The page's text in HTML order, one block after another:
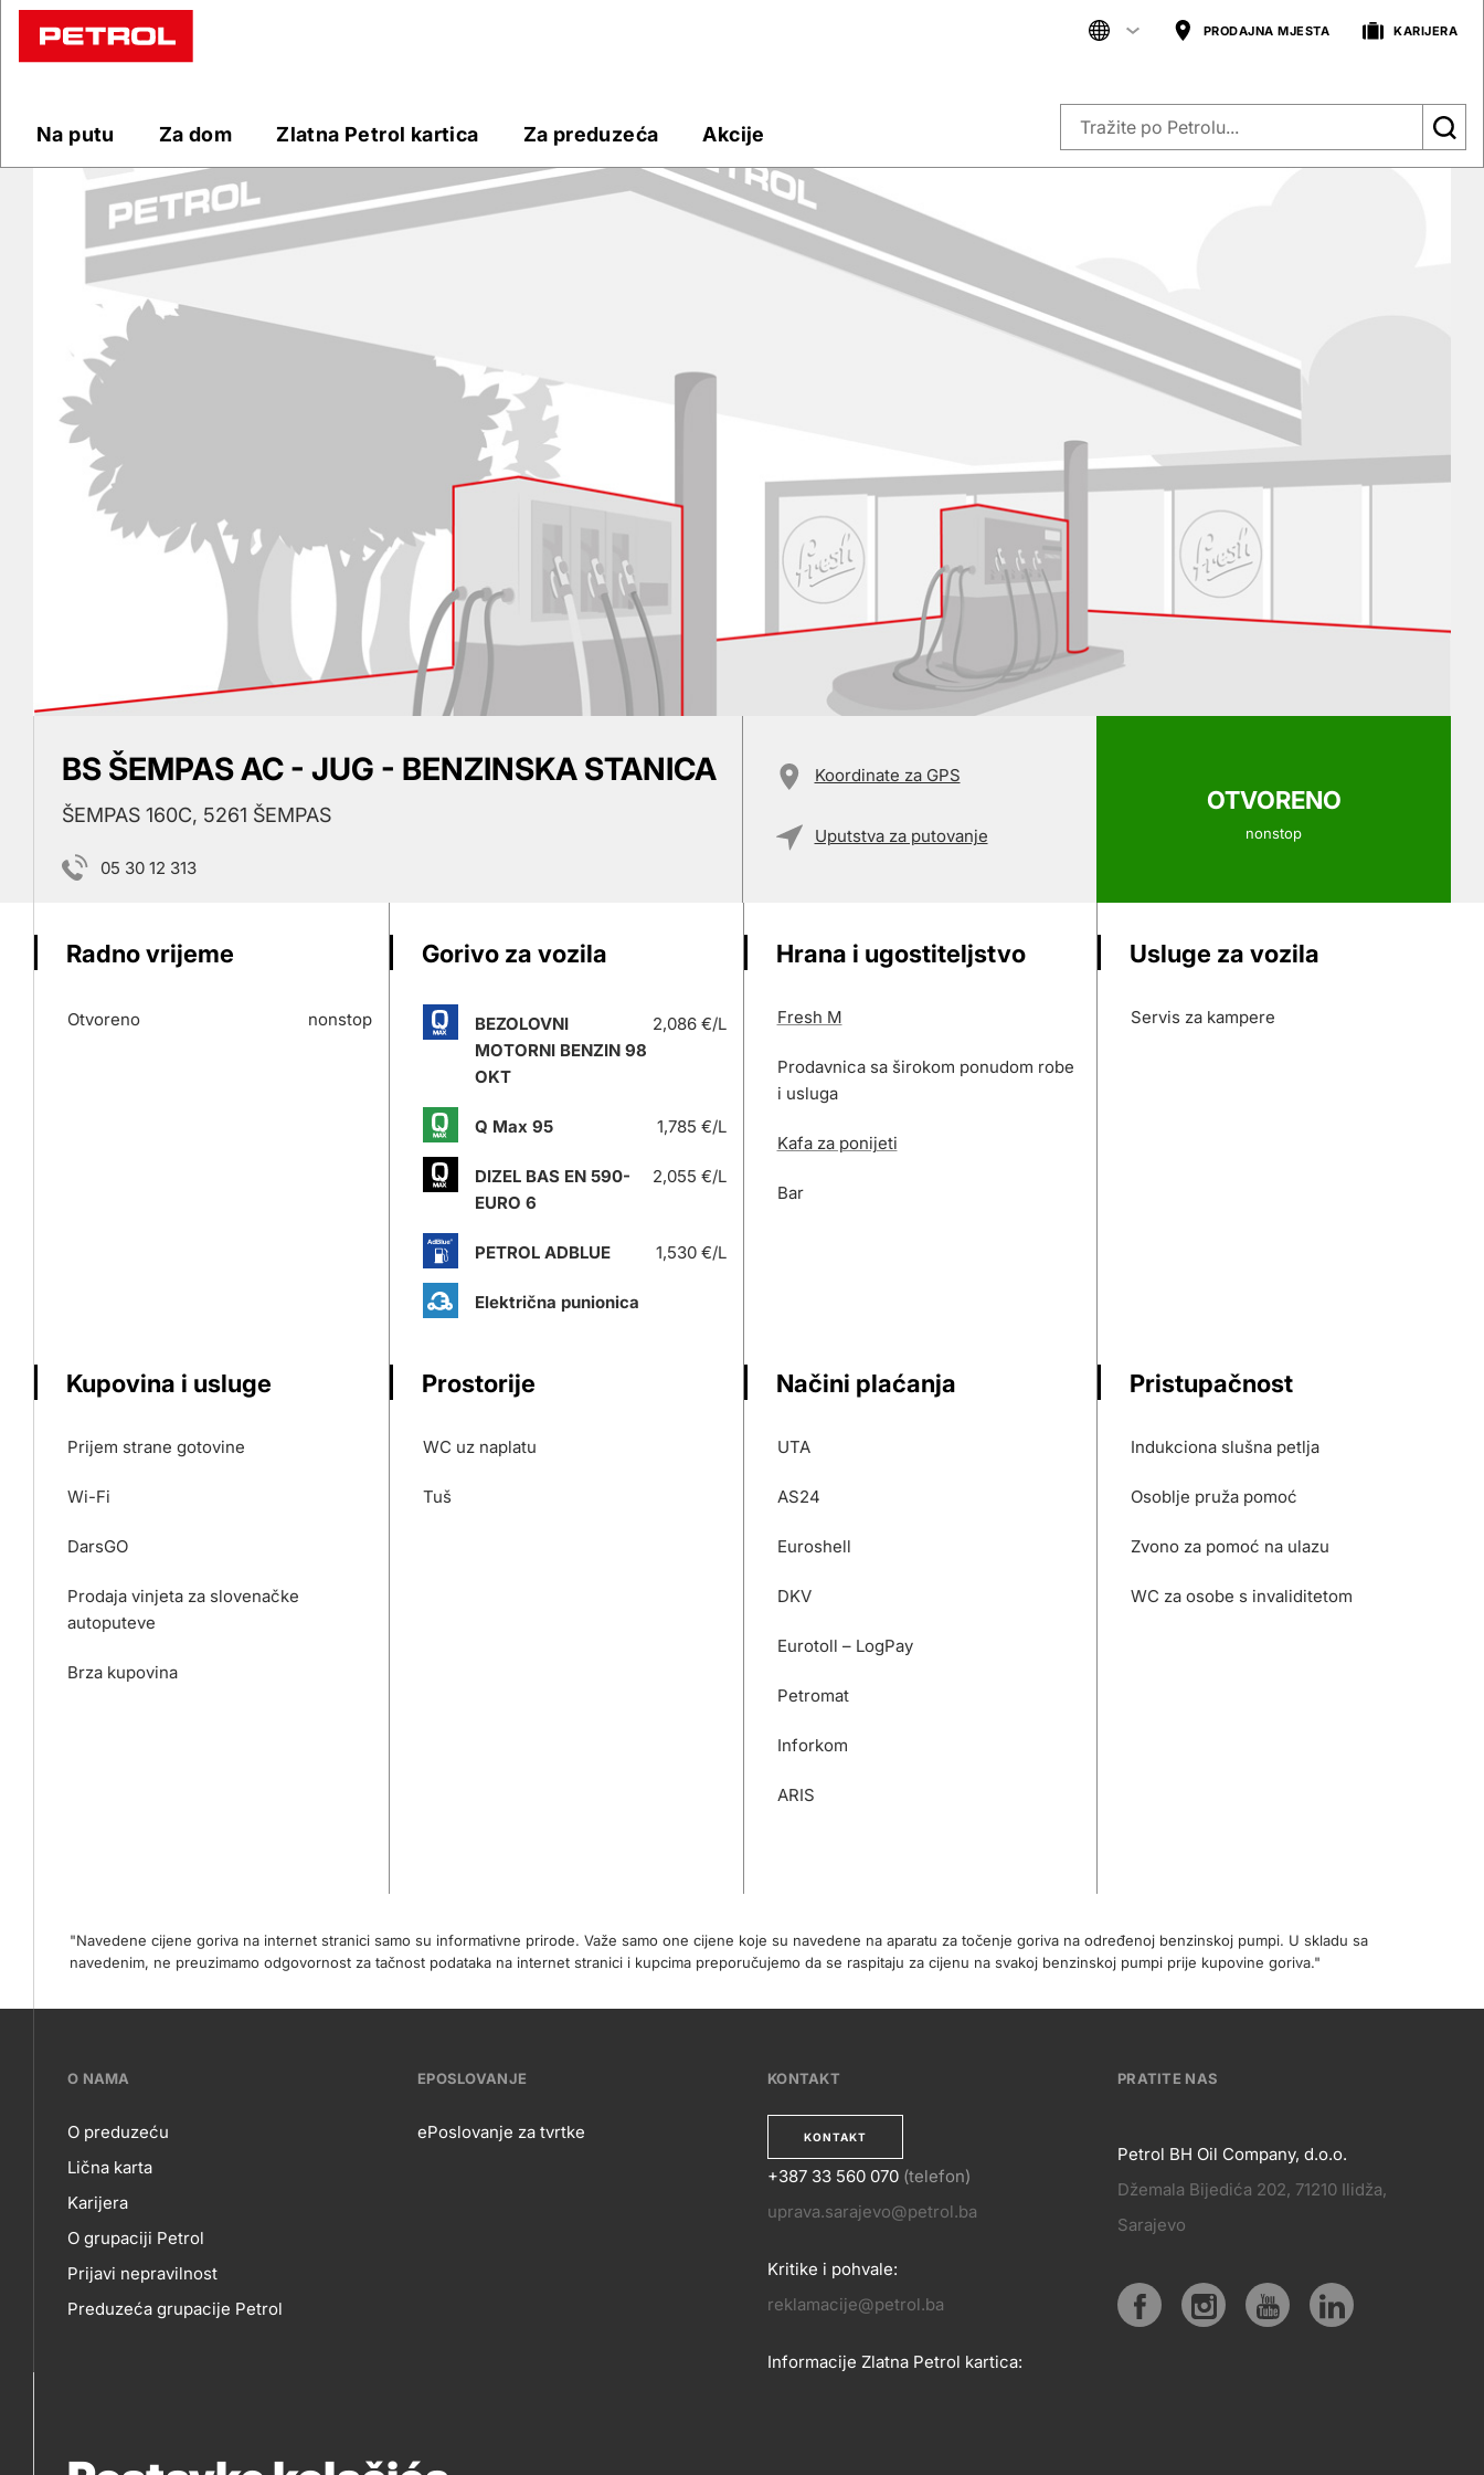
Prodajna
mjesta
Na putu Za dom Zlatna Petrol kartica Za preduzeća Akcije
PRODAJNA MJESTA KARIJERA
OTVORENO
nonstop
BS ŠEMPAS AC - JUG - BENZINSKA STANICA
ŠEMPAS 160C, 5261 ŠEMPAS
05 30 12 313
Koordinate za GPS
Uputstva za putovanje
Radno vrijeme
Otvoreno nonstop
Gorivo za vozila
BEZOLOVNI
MOTORNI BENZIN 98
OKT
2,086 €/L
Q Max 95 1,785 €/L
DIZEL BAS EN 590-
EURO 6
2,055 €/L
PETROL ADBLUE 1,530 €/L
Električna punionica
Hrana i ugostiteljstvo
Fresh M
Prodavnica sa širokom ponudom robe
i usluga
Kafa za ponijeti
Bar
Usluge za vozila
Servis za kampere
Kupovina i usluge
Prijem strane gotovine
Wi-Fi
DarsGO
Prodaja vinjeta za slovenačke
autoputeve
Brza kupovina
Prostorije
WC uz naplatu
Tuš
Načini plaćanja
UTA
AS24
Euroshell
DKV
Eurotoll – LogPay
Petromat
Inforkom
ARIS
Pristupačnost
Indukciona slušna petlja
Osoblje pruža pomoć
Zvono za pomoć na ulazu
WC za osobe s invaliditetom
"Navedene cijene goriva na internet stranici samo su informativne prirode. Važe samo one cijene koje su navedene na aparatu za točenje goriva na određenoj benzinskoj pumpi. U skladu sa
navedenim, ne preuzimamo odgovornost za tačnost podataka na internet stranici i kupcima preporučujemo da se raspitaju za cijenu na svakoj benzinskoj pumpi prije kupovine goriva."
???
petrol-
skupno.footer-
title???
O NAMA
O
NAMA
O preduzeću
Lična karta
Karijera
O grupaciji Petrol
Prijavi nepravilnost
Preduzeća grupacije Petrol
EPOSLOVANJE
EPOSLOVANJE
ePoslovanje za tvrtke
KONTAKT
KONTAKT
KONTAKT
+387 33 560 070 (telefon)
uprava.sarajevo@petrol.ba
Kritike i pohvale:
reklamacije@petrol.ba
Informacije Zlatna Petrol kartica:
PRATITE NAS
PRATITE
NAS
Petrol BH Oil Company, d.o.o.
Džemala Bijedića 202, 71210 Ilidža,
Sarajevo